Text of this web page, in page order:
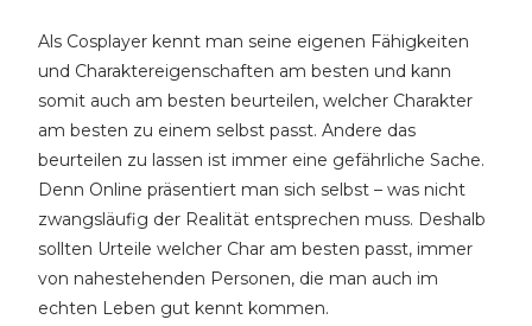
Als Cosplayer kennt man seine eigenen Fähigkeiten
und Charaktereigenschaften am besten und kann
somit auch am besten beurteilen, welcher Charakter
am besten zu einem selbst passt. Andere das
beurteilen zu lassen ist immer eine gefährliche Sache.
Denn Online präsentiert man sich selbst – was nicht
zwangsläufig der Realität entsprechen muss. Deshalb
sollten Urteile welcher Char am besten passt, immer
von nahestehenden Personen, die man auch im
echten Leben gut kennt kommen.